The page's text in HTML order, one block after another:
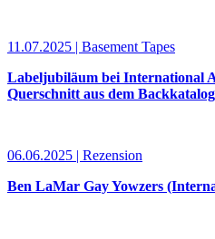
11.07.2025 | Basement Tapes
Labeljubiläum bei International
Querschnitt aus dem Backkatalog
06.06.2025 | Rezension
Ben LaMar Gay Yowzers